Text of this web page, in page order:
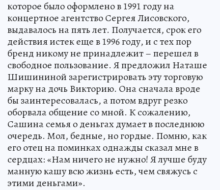
которое было оформлено в 1991 году на
концертное агентство Сергея Лисовского,
выдавалось на пять лет. Получается, срок его
действия истек еще в 1996 году, и с тех пор
бренд никому не принадлежит – перешел в
свободное пользование. Я предложил Наташе
Шишининой зарегистрировать эту торговую
марку на дочь Викторию. Она сначала вроде
бы заинтересовалась, а потом вдруг резко
оборвала общение со мной. К сожалению,
Сашина семья о деньгах думает в последнюю
очередь. Мол, бедные, но гордые. Помню, как
его отец на поминках однажды сказал мне в
сердцах: «Нам ничего не нужно! Я лучше буду
манную кашу всю жизнь есть, чем свяжусь с
этими деньгами».